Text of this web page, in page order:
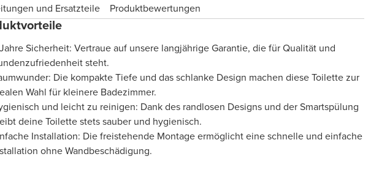
und Ersatzteile
Produktbewertungen
Sicherheit: Vertraue auf unsere langjährige Garantie, die für Qualität und
steht.
Die kompakte Tiefe und das schlanke Design machen diese Toilette zur
Wahl für kleinere Badezimmer.
und leicht zu reinigen: Dank des randlosen Designs und der Smartspülung
deine Toilette stets sauber und hygienisch.
Installation: Die freistehende Montage ermöglicht eine schnelle und einfache
ohne Wandbeschädigung.